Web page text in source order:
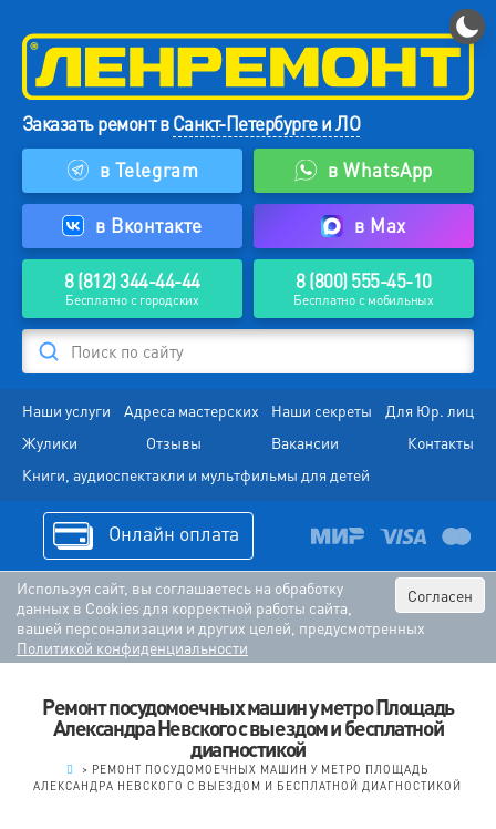
Заказать ремонт вСанкт-Петербурге и ЛО
в Telegram
в WhatsApp
в Вконтакте в Max
8 (812) 344-44-44
Бесплатно с городских
8 (800) 555-45-10
Бесплатно с мобильных
Поиск по сайту
Наши услуги Адреса мастерских Наши секреты
Для Юр. лиц
Жулики
Отзывы Вакансии
Контакты
Книги, аудиоспектакли и мультфильмы для детей
Онлайн оплата
Согласен
Используя сайт, вы соглашаетесь на обработку
данных в Cookies для корректной работы сайта,
вашей персонализации и других целей, предусмотренных
Политикой конфиденциальности
Ремонт посудомоечных машин у метро Площадь
Александра Невского с выездом и бесплатной
диагностикой
> РЕМОНТ ПОСУДОМОЕЧНЫХ МАШИН У МЕТРО ПЛОЩАДЬ
АЛЕКСАНДРА НЕВСКОГО С ВЫЕЗДОМ И БЕСПЛАТНОЙ ДИАГНОСТИКОЙ